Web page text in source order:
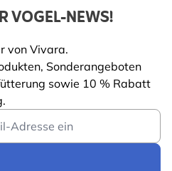
VOGEL-NEWS!
von Vivara.
Sonderangeboten
sowie 10 % Rabatt